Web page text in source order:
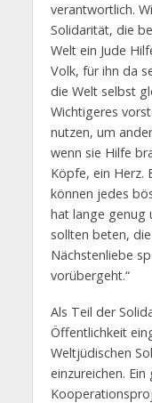
verantwortlich.
Solidarität, die
Welt ein Jude
Volk, für ihn da
die Welt selbst
Wichtigeres
nutzen, um
wenn sie Hilfe
Köpfe, ein Herz.
können jedes
hat lange genug
sollten beten,
Nächstenliebe
vorübergeht.“
Als Teil der
Öffentlichkeit
Weltjüdischen
einzureichen.